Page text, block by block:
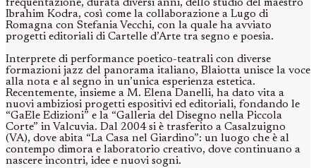
frequentazione, durata diversi anni, dello studio del maestro
Ibrahim Kodra, così come la collaborazione a Lugo di
Romagna con Stefania Vecchi, con la quale ha avviato
progetti editoriali di Cartelle d’Arte tra segno e poesia.
Interprete di performance poetico-teatrali con diverse
formazioni jazz del panorama italiano, Blaiotta unisce la voce
alla nota e al segno in un’unica esperienza estetica.
Recentemente, insieme a M. Elena Danelli, ha dato vita a
nuovi ambiziosi progetti espositivi ed editoriali, fondando le
“GaEle Edizioni” e la “Galleria del Disegno nella Piccola
Corte” in Valcuvia. Dal 2004 si è trasferito a Casalzuigno
(VA), dove abita “La Casa nel Giardino”: un luogo che è al
contempo dimora e laboratorio creativo, dove continuano a
nascere incontri, idee e nuovi sogni.